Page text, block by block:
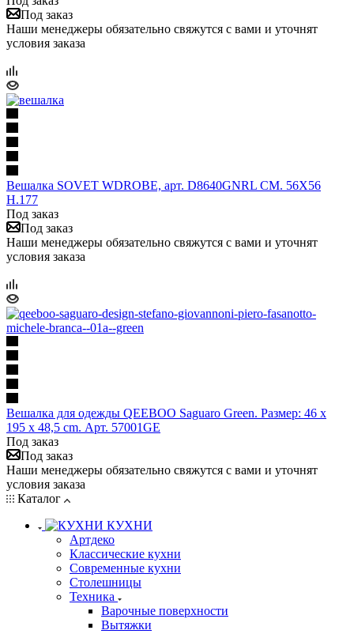
Под заказ
Наши менеджеры обязательно свяжутся с вами и уточнят
условия заказа
Вешалка SOVET WDROBE, арт. D8640GNRL CM. 56X56
H.177
Под заказ
Под заказ
Наши менеджеры обязательно свяжутся с вами и уточнят
условия заказа
Вешалка для одежды QEEBOO Saguaro Green. Размер: 46 x
195 x 48,5 cm. Арт. 57001GE
Под заказ
Под заказ
Наши менеджеры обязательно свяжутся с вами и уточнят
условия заказа
Каталог
КУХНИ
Артдеко
Классические кухни
Современные кухни
Столешницы
Техника
Варочные поверхности
Вытяжки